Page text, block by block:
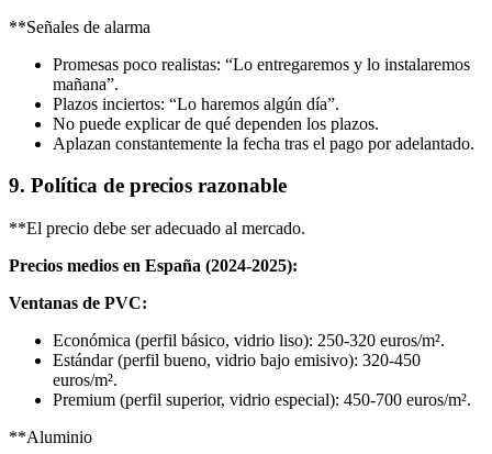
**Señales de alarma
Promesas poco realistas: “Lo entregaremos y lo instalaremos
mañana”.
Plazos inciertos: “Lo haremos algún día”.
No puede explicar de qué dependen los plazos.
Aplazan constantemente la fecha tras el pago por adelantado.
9. Política de precios razonable
**El precio debe ser adecuado al mercado.
Precios medios en España (2024-2025):
Ventanas de PVC:
Económica (perfil básico, vidrio liso): 250-320 euros/m².
Estándar (perfil bueno, vidrio bajo emisivo): 320-450
euros/m².
Premium (perfil superior, vidrio especial): 450-700 euros/m².
**Aluminio